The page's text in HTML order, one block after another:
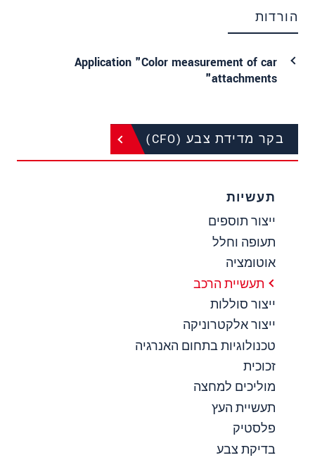
הורדות
Application "Color measurement of car
attachments"
בקר מדידת צבע (CFO)
תעשיות
ייצור תוספים
תעופה וחלל
אוטומציה
תעשיית הרכב
ייצור סוללות
ייצור אלקטרוניקה
טכנולוגיות בתחום האנרגיה
זכוכית
מוליכים למחצה
תעשיית העץ
פלסטיק
בדיקת צבע